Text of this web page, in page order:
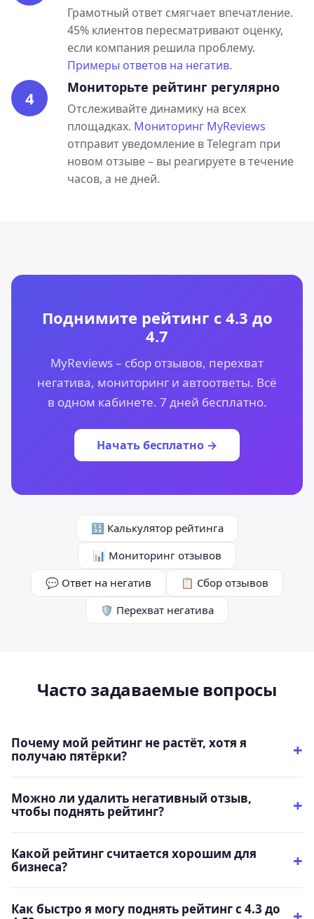
Грамотный ответ смягчает впечатление.
45% клиентов пересматривают оценку,
если компания решила проблему.
Примеры ответов на негатив.
4
Мониторьте рейтинг регулярно
Отслеживайте динамику на всех
площадках. Мониторинг MyReviews
отправит уведомление в Telegram при
новом отзыве – вы реагируете в течение
часов, а не дней.
Поднимите рейтинг с 4.3 до
4.7
MyReviews – сбор отзывов, перехват
негатива, мониторинг и автоответы. Всё
в одном кабинете. 7 дней бесплатно.
Начать бесплатно →
🔢 Калькулятор рейтинга
📊 Мониторинг отзывов
💬 Ответ на негатив
📋 Сбор отзывов
🛡️ Перехват негатива
Часто задаваемые вопросы
Почему мой рейтинг не растёт, хотя я
получаю пятёрки?
Яндекса. При малом количестве отзывов (менее 30)
рейтинг сильно «притягивается» к базовому
после 30–50 оценок рейтинг начнёт отражать
реальное качество.
Можно ли удалить негативный отзыв,
чтобы поднять рейтинг?
правила площадки: оскорбления, спам, фейки от
конкурентов. Подайте жалобу через форму
нельзя – лучше ответьте на них грамотно и
Какой рейтинг считается хорошим для
бизнеса?
клиентов. Идеальный диапазон – 4.6–4.9. Рейтинг 5.0
Как быстро я могу поднять рейтинг с 4.3 до